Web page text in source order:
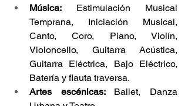
Música: Estimulación Musical
Temprana, Iniciación Musical,
Canto, Coro, Piano, Violín,
Violoncello, Guitarra Acústica,
Guitarra Eléctrica, Bajo Eléctrico,
Batería y flauta traversa.
Artes escénicas: Ballet, Danza